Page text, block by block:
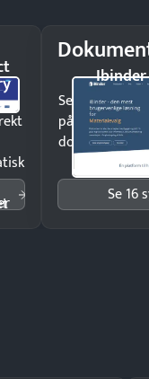
Ibinder
Send
på minutter
dokumenter.
Se 16